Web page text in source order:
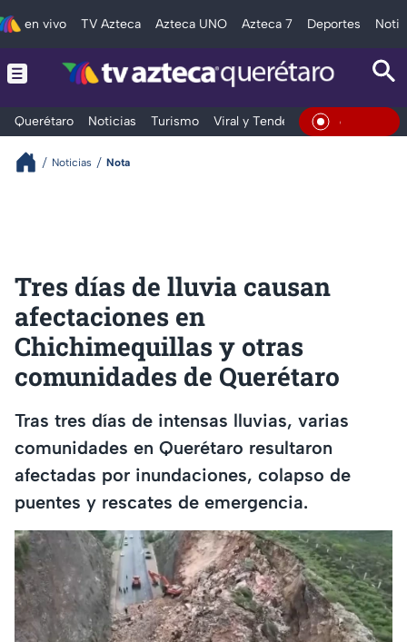
en vivo TV Azteca Azteca UNO Azteca 7 Deportes
Querétaro Noticias Turismo Viral y Tendencia Clima En Vivo
Noticias Nota
Tres días de lluvia causan
afectaciones en
Chichimequillas y otras
comunidades de Querétaro
Tras tres días de intensas lluvias, varias
comunidades en Querétaro resultaron
afectadas por inundaciones, colapso de
puentes y rescates de emergencia.